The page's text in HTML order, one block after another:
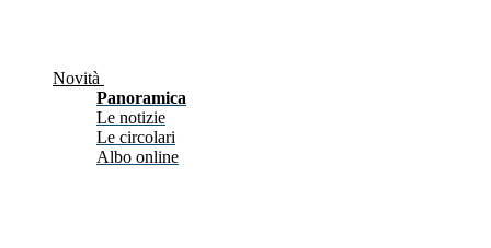
Novità
Panoramica
Le notizie
Le circolari
Albo online